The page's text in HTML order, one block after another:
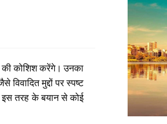
की कोशिश करेंगे। उनका
मुद्दों पर स्पष्ट
इस तरह के बयान से कोई